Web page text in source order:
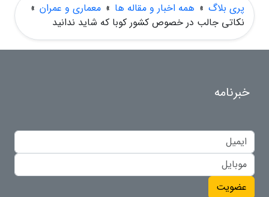
پری بلاگ » همه اخبار و مقاله ها » معماری و عمران »
نکاتی جالب در خصوص کشور کوبا که شاید ندانید
خبرنامه
عضویت